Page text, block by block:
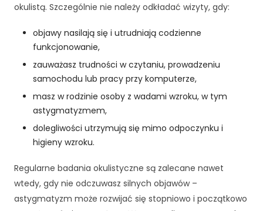
okulistą. Szczególnie nie należy odkładać wizyty, gdy:
objawy nasilają się i utrudniają codzienne
funkcjonowanie,
zauważasz trudności w czytaniu, prowadzeniu
samochodu lub pracy przy komputerze,
masz w rodzinie osoby z wadami wzroku, w tym
astygmatyzmem,
dolegliwości utrzymują się mimo odpoczynku i
higieny wzroku.
Regularne badania okulistyczne są zalecane nawet
wtedy, gdy nie odczuwasz silnych objawów –
astygmatyzm może rozwijać się stopniowo i początkowo
e
o
e
o
n
k
j